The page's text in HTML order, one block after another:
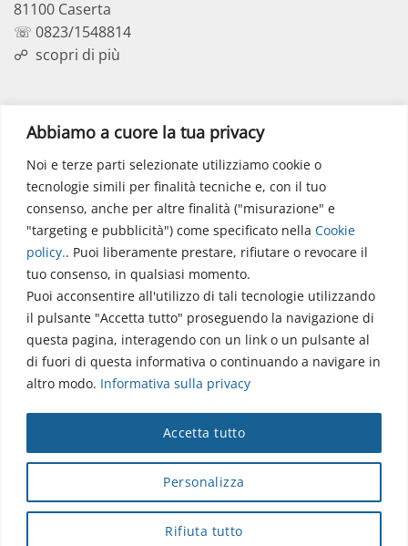
Abbiamo a cuore la tua privacy
Noi e terze parti selezionate utilizziamo cookie o
tecnologie simili per finalità tecniche e, con il tuo
consenso, anche per altre finalità ("misurazione" e
"targeting e pubblicità") come specificato nella Cookie
policy.. Puoi liberamente prestare, rifiutare o revocare il
tuo consenso, in qualsiasi momento.
Puoi acconsentire all'utilizzo di tali tecnologie utilizzando
il pulsante "Accetta tutto" proseguendo la navigazione di
questa pagina, interagendo con un link o un pulsante al
di fuori di questa informativa o continuando a navigare in
altro modo. Informativa sulla privacy
Personalizza
Rifiuta tutto
Accetta tutto
81100 Caserta
☏ 0823/1548814
☍ scopri di più
Via dell’Elettronica
86077 Pozzilli (IS)
☏ 0865/915407
segreteriapolodidattico@neuromed.it
Copyright © 2026 Istituto Neurologico Mediterraneo
Neuromed S.p.A.
Webmail |Privacy Policy|Privacy|Disclaimer|Accessibilità
Contatti|Credits
Cap. Soc. € 4.040.000 i.v. - Numero REA IS - 18112 - P.IVA/Cod.
Fiscale 00068310945 - neuromed@pec.it